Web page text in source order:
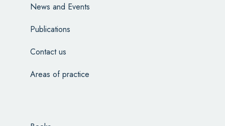
News and Events
Publications
Contact us
Areas of practice